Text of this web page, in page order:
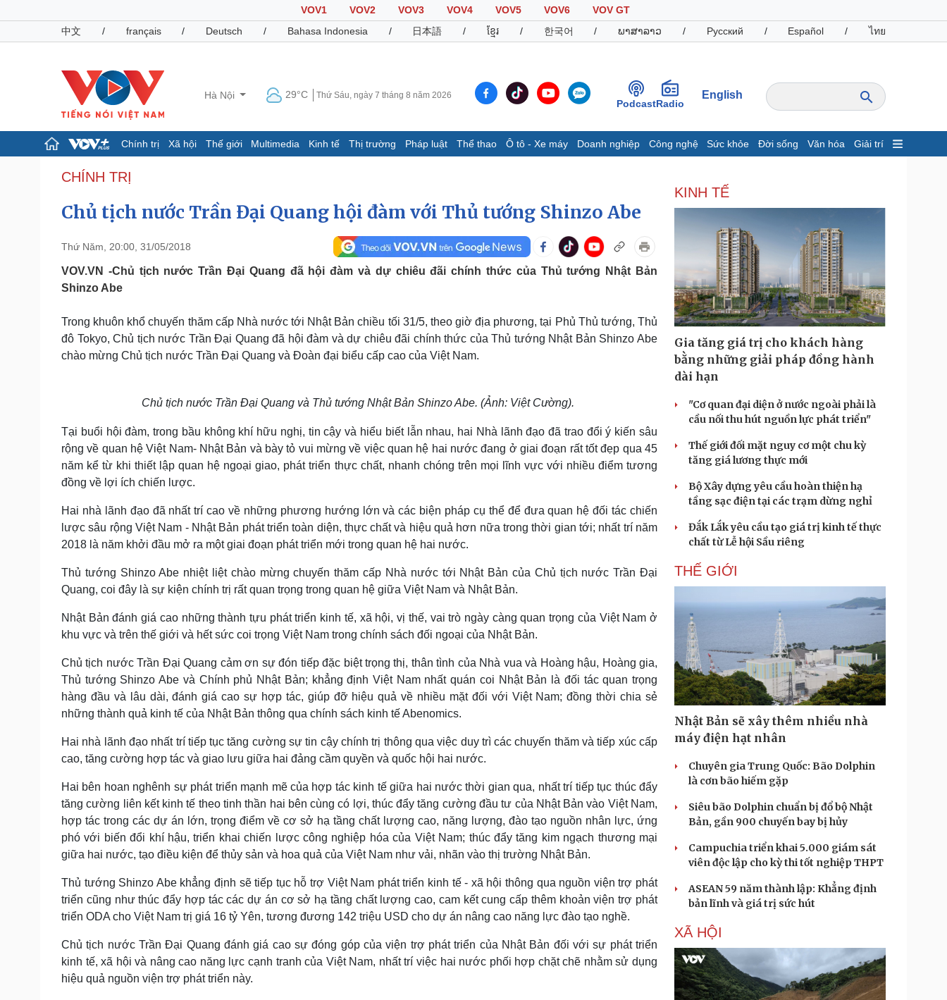
VOV1 VOV2 VOV3 VOV4 VOV5 VOV6
VOV GT
中文
/ français / Deutsch / Bahasa Indonesia / 日本語 / ខ្មែរ / 한국어 / ພາສາລາວ / Русский / Español / ไทย
Hà Nội 29°C Thứ Sáu, ngày 7 tháng 8 năm 2026
PodcastRadio
English
Chính trị Xã hội Thế giới Multimedia Kinh tế Thị trường Pháp luật Thể thao Ô tô - Xe máy Doanh nghiệp Công nghệ Sức khỏe Đời sống Văn hóa Giải trí
Chính trị
Tổ chức nhân sự
Quốc hội
Dự báo thời tiết
Giáo dục
Biển đảo
Cuộc sống đó đây
Hồ sơ
Ảnh
E-Magazine
Infographic
Bất động sản
Khởi nghiệp
Tiêu dùng
Chứng khoán
Giá cà phê
Pháp luật
Tin nóng
Tư vấn luật
Việt Nam
Phân tích
Lịch thi đấu bóng đá
Thế giới thể thao
eSports
Xe máy
Tư vấn
Doanh nghiệp
Thông tin doanh nghiệp
Doanh nghiệp 24h
Doanh nhân
Vì cộng đồng
Công nghệ
Sành điệu
Tin Công nghệ
Trải nghiệm
Chuyển đổi số
Dinh dưỡng - món ngon
Cây thuốc
Sản phụ khoa
Nhi khoa
Nam khoa
Làm đẹp - giảm cân
Ăn sạch sống khỏe
Blog
Tình yêu - Gia đình
Sân khấu - Điện ảnh
Văn học
Di sản
Thời trang
Săn Tour
Câu chuyện thời sự
Đọc truyện đêm khuya
Cửa sổ tình yêu
Kể chuyện cho bé
Cải chính
CHÍNH TRỊ
Chủ tịch nước Trần Đại Quang hội đàm với Thủ tướng Shinzo Abe
Thứ Năm, 20:00, 31/05/2018
VOV.VN -Chủ tịch nước Trần Đại Quang đã hội đàm và dự chiêu đãi chính thức của Thủ tướng Nhật Bản
Shinzo Abe
Trong khuôn khổ chuyến thăm cấp Nhà nước tới Nhật Bản chiều tối 31/5, theo giờ địa phương, tại Phủ Thủ tướng, Thủ
đô Tokyo, Chủ tịch nước Trần Đại Quang đã hội đàm và dự chiêu đãi chính thức của Thủ tướng Nhật Bản Shinzo Abe
chào mừng Chủ tịch nước Trần Đại Quang và Đoàn đại biểu cấp cao của Việt Nam.
Chủ tịch nước Trần Đại Quang và Thủ tướng Nhật Bản Shinzo Abe. (Ảnh: Việt Cường).
Tại buổi hội đàm, trong bầu không khí hữu nghị, tin cậy và hiểu biết lẫn nhau, hai Nhà lãnh đạo đã trao đổi ý kiến sâu
rộng về quan hệ Việt Nam- Nhật Bản và bày tỏ vui mừng về việc quan hệ hai nước đang ở giai đoạn rất tốt đẹp qua 45
năm kể từ khi thiết lập quan hệ ngoại giao, phát triển thực chất, nhanh chóng trên mọi lĩnh vực với nhiều điểm tương
đồng về lợi ích chiến lược.
Hai nhà lãnh đạo đã nhất trí cao về những phương hướng lớn và các biện pháp cụ thể để đưa quan hệ đối tác chiến
lược sâu rộng Việt Nam - Nhật Bản phát triển toàn diện, thực chất và hiệu quả hơn nữa trong thời gian tới; nhất trí năm
2018 là năm khởi đầu mở ra một giai đoạn phát triển mới trong quan hệ hai nước.
Thủ tướng Shinzo Abe nhiệt liệt chào mừng chuyến thăm cấp Nhà nước tới Nhật Bản của Chủ tịch nước Trần Đại
Quang, coi đây là sự kiện chính trị rất quan trọng trong quan hệ giữa Việt Nam và Nhật Bản.
Nhật Bản đánh giá cao những thành tựu phát triển kinh tế, xã hội, vị thế, vai trò ngày càng quan trọng của Việt Nam ở
khu vực và trên thế giới và hết sức coi trọng Việt Nam trong chính sách đối ngoại của Nhật Bản.
Chủ tịch nước Trần Đại Quang cảm ơn sự đón tiếp đặc biệt trọng thị, thân tình của Nhà vua và Hoàng hậu, Hoàng gia,
Thủ tướng Shinzo Abe và Chính phủ Nhật Bản; khẳng định Việt Nam nhất quán coi Nhật Bản là đối tác quan trọng
hàng đầu và lâu dài, đánh giá cao sự hợp tác, giúp đỡ hiệu quả về nhiều mặt đối với Việt Nam; đồng thời chia sẻ
những thành quả kinh tế của Nhật Bản thông qua chính sách kinh tế Abenomics.
Hai nhà lãnh đạo nhất trí tiếp tục tăng cường sự tin cậy chính trị thông qua việc duy trì các chuyến thăm và tiếp xúc cấp
cao, tăng cường hợp tác và giao lưu giữa hai đảng cầm quyền và quốc hội hai nước.
Hai bên hoan nghênh sự phát triển mạnh mẽ của hợp tác kinh tế giữa hai nước thời gian qua, nhất trí tiếp tục thúc đẩy
tăng cường liên kết kinh tế theo tinh thần hai bên cùng có lợi, thúc đẩy tăng cường đầu tư của Nhật Bản vào Việt Nam,
hợp tác trong các dự án lớn, trọng điểm về cơ sở hạ tầng chất lượng cao, năng lượng, đào tạo nguồn nhân lực, ứng
phó với biến đổi khí hậu, triển khai chiến lược công nghiệp hóa của Việt Nam; thúc đẩy tăng kim ngạch thương mại
giữa hai nước, tạo điều kiện để thủy sản và hoa quả của Việt Nam như vải, nhãn vào thị trường Nhật Bản.
Thủ tướng Shinzo Abe khẳng định sẽ tiếp tục hỗ trợ Việt Nam phát triển kinh tế - xã hội thông qua nguồn viện trợ phát
triển cũng như thúc đẩy hợp tác các dự án cơ sở hạ tầng chất lượng cao, cam kết cung cấp thêm khoản viện trợ phát
triển ODA cho Việt Nam trị giá 16 tỷ Yên, tương đương 142 triệu USD cho dự án nâng cao năng lực đào tạo nghề.
Chủ tịch nước Trần Đại Quang đánh giá cao sự đóng góp của viện trợ phát triển của Nhật Bản đối với sự phát triển
kinh tế, xã hội và nâng cao năng lực cạnh tranh của Việt Nam, nhất trí việc hai nước phối hợp chặt chẽ nhằm sử dụng
hiệu quả nguồn viện trợ phát triển này.
KINH TẾ
Gia tăng giá trị cho khách hàng
bằng những giải pháp đồng hành
dài hạn
"Cơ quan đại diện ở nước ngoài phải là
cầu nối thu hút nguồn lực phát triển"
Thế giới đối mặt nguy cơ một chu kỳ
tăng giá lương thực mới
Bộ Xây dựng yêu cầu hoàn thiện hạ
tầng sạc điện tại các trạm dừng nghỉ
Đắk Lắk yêu cầu tạo giá trị kinh tế thực
chất từ Lễ hội Sầu riêng
THẾ GIỚI
Nhật Bản sẽ xây thêm nhiều nhà
máy điện hạt nhân
Chuyên gia Trung Quốc: Bão Dolphin
là cơn bão hiếm gặp
Siêu bão Dolphin chuẩn bị đổ bộ Nhật
Bản, gần 900 chuyến bay bị hủy
Campuchia triển khai 5.000 giám sát
viên độc lập cho kỳ thi tốt nghiệp THPT
ASEAN 59 năm thành lập: Khẳng định
bản lĩnh và giá trị sức hút
XÃ HỘI